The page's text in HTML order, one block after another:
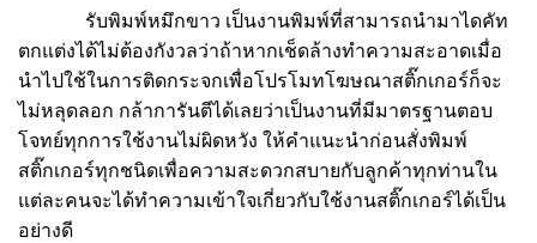
รับพิมพ์หมึกขาว เป็นงานพิมพ์ที่สามารถนำมาไดคัท
ตกแต่งได้ไม่ต้องกังวลว่าถ้าหากเช็ดล้างทำความสะอาดเมื่อ
นำไปใช้ในการติดกระจกเพื่อโปรโมทโฆษณาสติ๊กเกอร์ก็จะ
ไม่หลุดลอก กล้าการันตีได้เลยว่าเป็นงานที่มีมาตรฐานตอบ
โจทย์ทุกการใช้งานไม่ผิดหวัง ให้คำแนะนำก่อนสั่งพิมพ์
สติ๊กเกอร์ทุกชนิดเพื่อความสะดวกสบายกับลูกค้าทุกท่านใน
แต่ละคนจะได้ทำความเข้าใจเกี่ยวกับใช้งานสติ๊กเกอร์ได้เป็น
อย่างดี